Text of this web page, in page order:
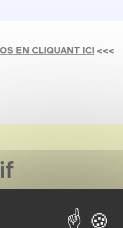
EN CLIQUANT ICI <<<